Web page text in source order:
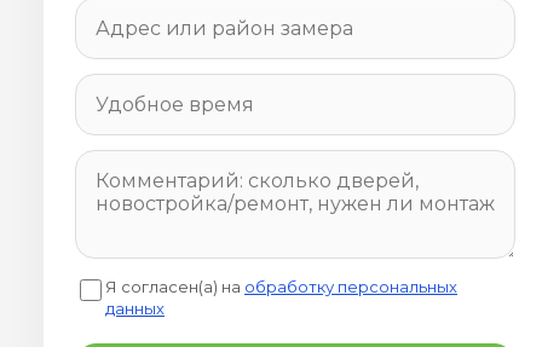
Я согласен(а) на обработку персональных
данных